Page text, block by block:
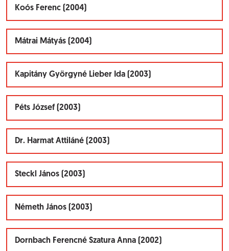
Koós Ferenc (2004)
Mátrai Mátyás (2004)
Kapitány Györgyné Lieber Ida (2003)
Péts József (2003)
Dr. Harmat Attiláné (2003)
Steckl János (2003)
Németh János (2003)
Dornbach Ferencné Szatura Anna (2002)